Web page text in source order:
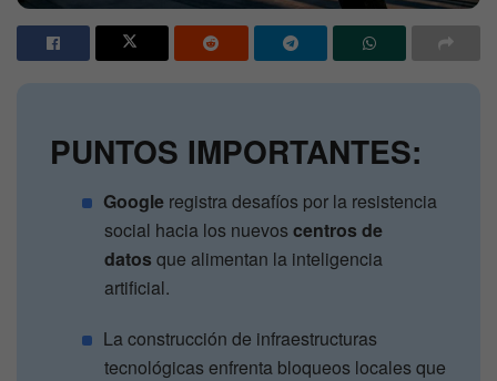
PUNTOS IMPORTANTES:
Google registra desafíos por la resistencia
social hacia los nuevoscentros de
datos que alimentan la inteligencia
artificial.
La construcción de infraestructuras
tecnológicas enfrenta bloqueos locales que